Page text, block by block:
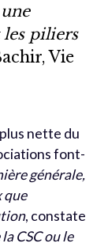
les piliers
Vie
nette du
font-
générale,
que
, constate
CSC ou le